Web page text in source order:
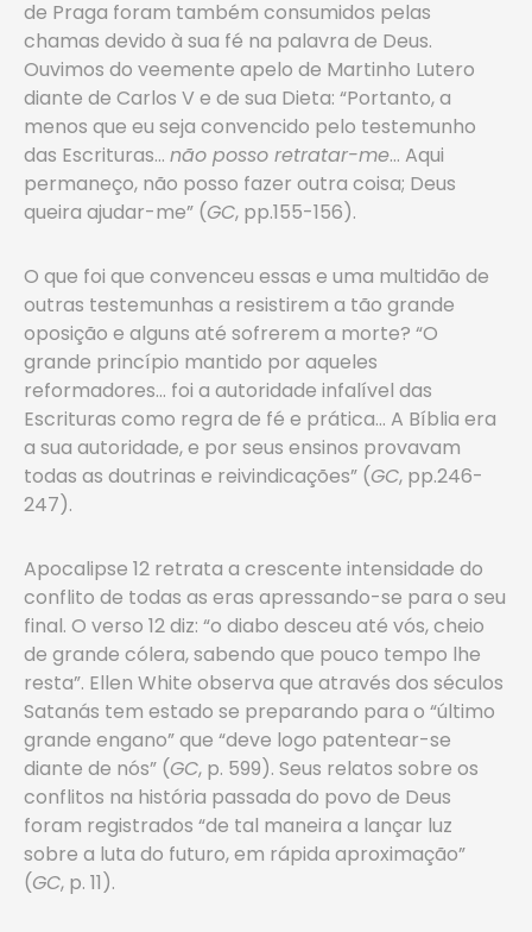
de Praga foram também consumidos pelas
chamas devido à sua fé na palavra de Deus.
Ouvimos do veemente apelo de Martinho Lutero
diante de Carlos V e de sua Dieta: “Portanto, a
menos que eu seja convencido pelo testemunho
das Escrituras… não posso retratar-me… Aqui
permaneço, não posso fazer outra coisa; Deus
queira ajudar-me” (GC, pp.155-156).
O que foi que convenceu essas e uma multidão de
outras testemunhas a resistirem a tão grande
oposição e alguns até sofrerem a morte? “O
grande princípio mantido por aqueles
reformadores… foi a autoridade infalível das
Escrituras como regra de fé e prática… A Bíblia era
a sua autoridade, e por seus ensinos provavam
todas as doutrinas e reivindicações” (GC, pp.246-
247).
Apocalipse 12 retrata a crescente intensidade do
conflito de todas as eras apressando-se para o seu
final. O verso 12 diz: “o diabo desceu até vós, cheio
de grande cólera, sabendo que pouco tempo lhe
resta”. Ellen White observa que através dos séculos
Satanás tem estado se preparando para o “último
grande engano” que “deve logo patentear-se
diante de nós” (GC, p. 599). Seus relatos sobre os
conflitos na história passada do povo de Deus
foram registrados “de tal maneira a lançar luz
sobre a luta do futuro, em rápida aproximação”
(GC, p. 11).